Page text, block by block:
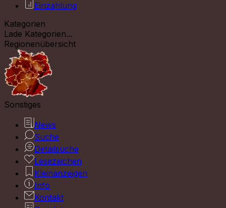
Einzahlung
Kategorien
Lade Kategorien...
Regionenübersicht
Sonstiges
News
Suche
Detailsuche
Lesezeichen
Kleinanzeigen
Info
Kontakt